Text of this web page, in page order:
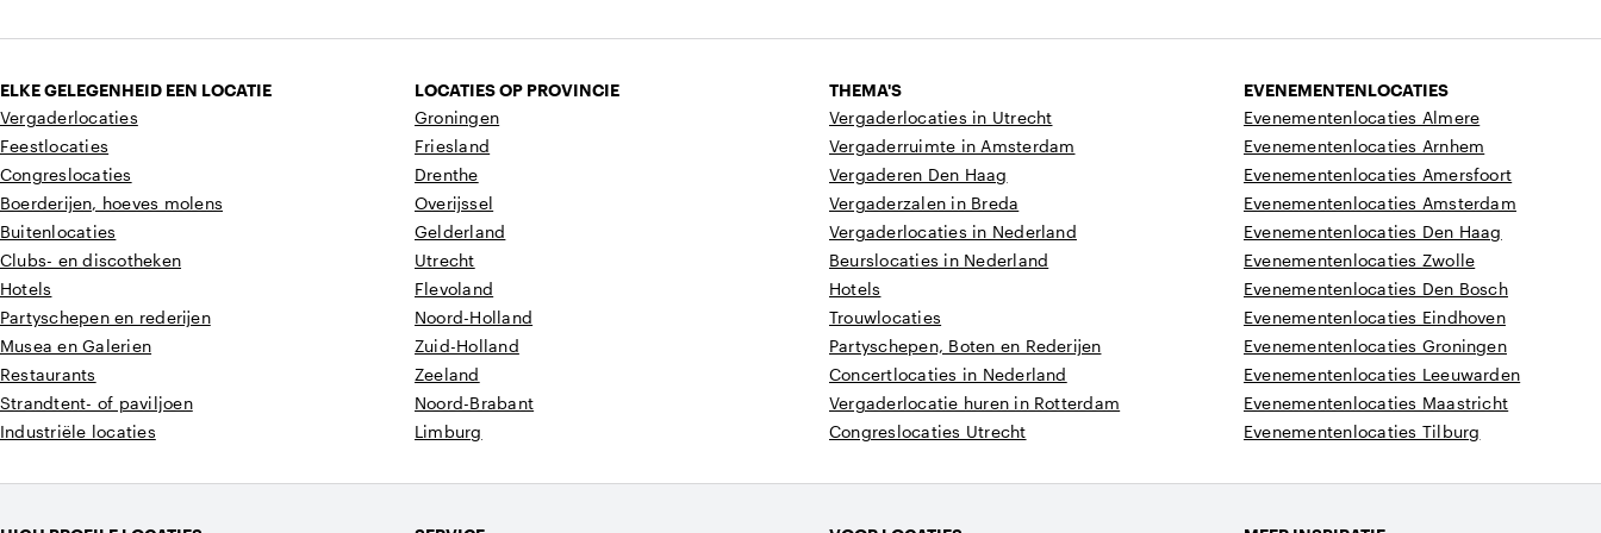
ELKE GELEGENHEID EEN LOCATIE
Vergaderlocaties
Feestlocaties
Congreslocaties
Boerderijen, hoeves molens
Buitenlocaties
Clubs- en discotheken
Hotels
Partyschepen en rederijen
Musea en Galerien
Restaurants
Strandtent- of paviljoen
Industriële locaties
LOCATIES OP PROVINCIE
Groningen
Friesland
Drenthe
Overijssel
Gelderland
Utrecht
Flevoland
Noord-Holland
Zuid-Holland
Zeeland
Noord-Brabant
Limburg
THEMA'S
Vergaderlocaties in Utrecht
Vergaderruimte in Amsterdam
Vergaderen Den Haag
Vergaderzalen in Breda
Vergaderlocaties in Nederland
Beurslocaties in Nederland
Hotels
Trouwlocaties
Partyschepen, Boten en Rederijen
Concertlocaties in Nederland
Vergaderlocatie huren in Rotterdam
Congreslocaties Utrecht
EVENEMENTENLOCATIES
Evenementenlocaties Almere
Evenementenlocaties Arnhem
Evenementenlocaties Amersfoort
Evenementenlocaties Amsterdam
Evenementenlocaties Den Haag
Evenementenlocaties Zwolle
Evenementenlocaties Den Bosch
Evenementenlocaties Eindhoven
Evenementenlocaties Groningen
Evenementenlocaties Leeuwarden
Evenementenlocaties Maastricht
Evenementenlocaties Tilburg